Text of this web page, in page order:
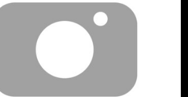
的人時，你就不算是在追逐戒指。」
換到一個新的城市，他總能立刻把他
成一支爭冠球隊。 而在他離開後，也
個巨大的空缺。 在他過去待過的每一
後的第一個賽季，前東家全都無緣季
2010 騎士隊：61勝21敗（東區準